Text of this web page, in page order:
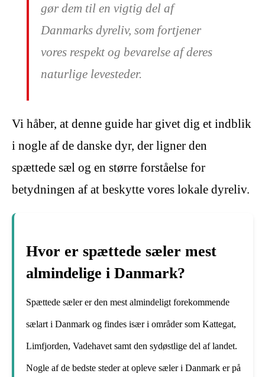
gør dem til en vigtig del af
Danmarks dyreliv, som fortjener
vores respekt og bevarelse af deres
naturlige levesteder.
Vi håber, at denne guide har givet dig et indblik
i nogle af de danske dyr, der ligner den
spættede sæl og en større forståelse for
betydningen af at beskytte vores lokale dyreliv.
Hvor er spættede sæler mest
almindelige i Danmark?
Spættede sæler er den mest almindeligt forekommende
sælart i Danmark og findes især i områder som Kattegat,
Limfjorden, Vadehavet samt den sydøstlige del af landet.
Nogle af de bedste steder at opleve sæler i Danmark er på